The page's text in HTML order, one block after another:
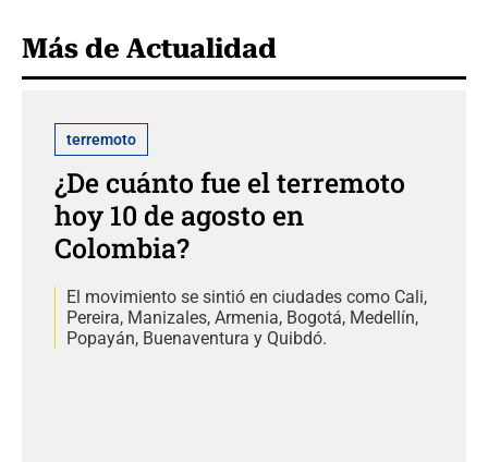
Más de Actualidad
terremoto
¿De cuánto fue el terremoto
hoy 10 de agosto en
Colombia?
El movimiento se sintió en ciudades como Cali,
Pereira, Manizales, Armenia, Bogotá, Medellín,
Popayán, Buenaventura y Quibdó.